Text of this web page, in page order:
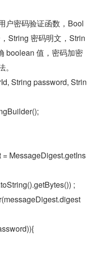
户密码验证函数，Bool
String 密码明文，Strin
boolean 值，密码加密
String password, Strin
;